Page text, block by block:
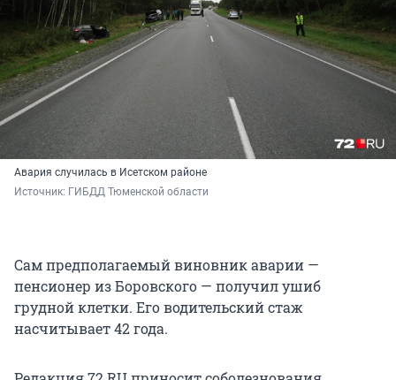
Авария случилась в Исетском районе
Источник: ГИБДД Тюменской области
Сам предполагаемый виновник аварии —
пенсионер из Боровского — получил ушиб
грудной клетки. Его водительский стаж
насчитывает 42 года.